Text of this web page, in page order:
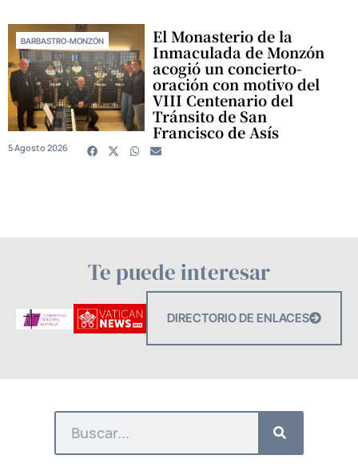
BARBASTRO-MONZÓN El Monasterio de la
Inmaculada de Monzón
acogió un concierto-
oración con motivo del
VIII Centenario del
Tránsito de San
Francisco de Asís
5 Agosto 2026
Te puede interesar
DIRECTORIO DE ENLACES